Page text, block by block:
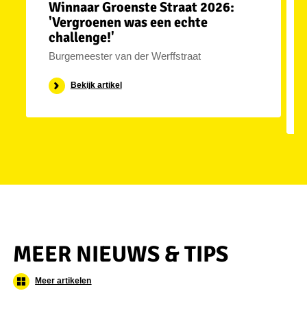
Winnaar Groenste Straat 2026:
'Vergroenen was een echte
challenge!'
Burgemeester van der Werffstraat
Bekijk artikel
MEER NIEUWS & TIPS
Meer artikelen